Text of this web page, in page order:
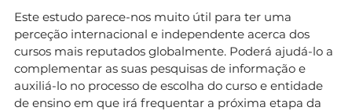
Este estudo parece-nos muito útil para ter uma
perceção internacional e independente acerca dos
cursos mais reputados globalmente. Poderá ajudá-lo a
complementar as suas pesquisas de informação e
auxiliá-lo no processo de escolha do curso e entidade
de ensino em que irá frequentar a próxima etapa da